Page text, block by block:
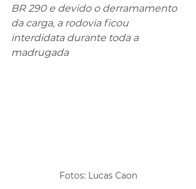
BR 290 e devido o derramamento
da carga, a rodovia ficou
interdidata durante toda a
madrugada
Fotos: Lucas Caon